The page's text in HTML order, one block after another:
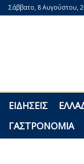
Σάββατο, 8 Αυγούστου,
ΕΙΔΉΣΕΙΣ
ΓΑΣΤΡΟΝΟΜΊΑ